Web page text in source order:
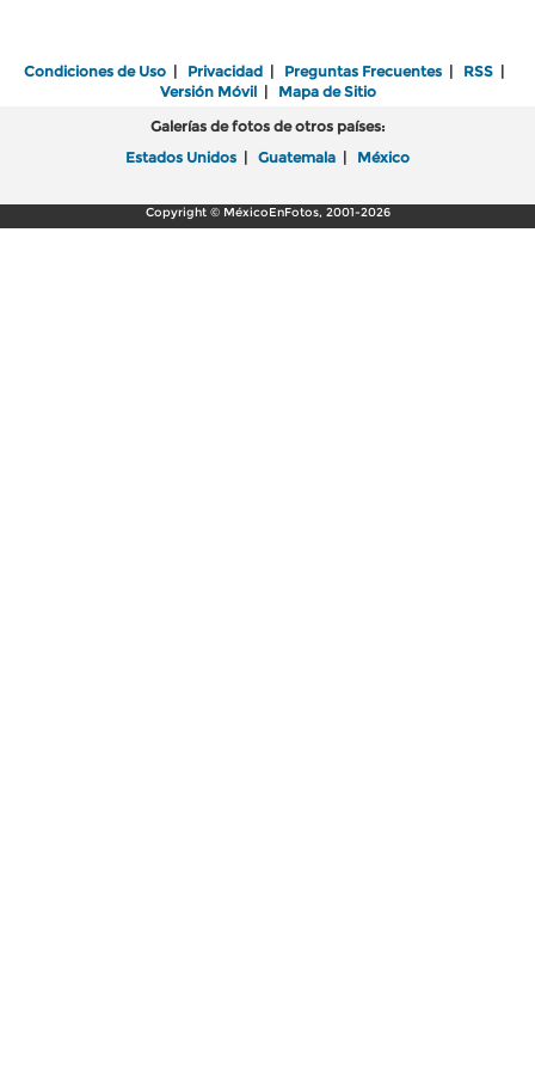
Condiciones de Uso | Privacidad | Preguntas Frecuentes | RSS |
Versión Móvil| Mapa de Sitio
Galerías de fotos de otros países:
Estados Unidos | Guatemala | México
Copyright © MéxicoEnFotos, 2001-2026